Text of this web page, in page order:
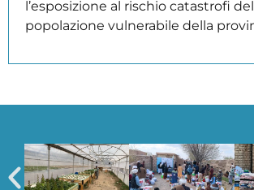
l’esposizione al rischio catastrofi
popolazione vulnerabile della